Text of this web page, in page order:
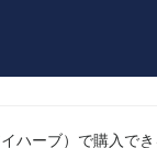
ハーブ）で購入で